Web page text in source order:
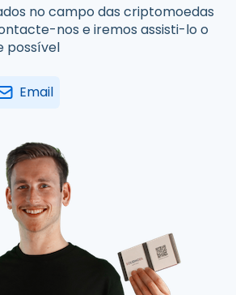
no campo das criptomoedas
nos e iremos assisti-lo o
possível
Email